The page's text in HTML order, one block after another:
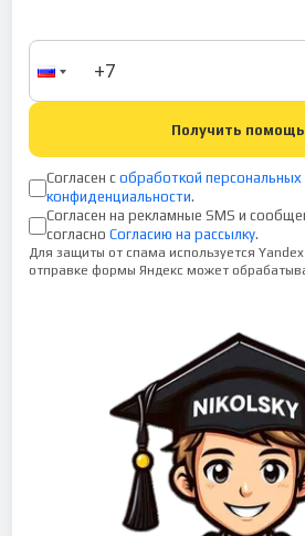
Получить помощь
Согласен с обработкой
конфиденциальности.
Согласен на рекламные SMS и
согласно Согласию на рассылку.
Для защиты от спама используется
отправке формы Яндекс может